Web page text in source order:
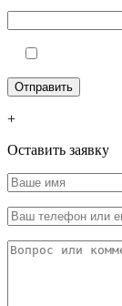
+
Оставить заявку